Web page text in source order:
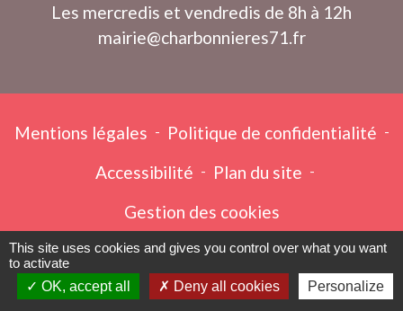
Les mercredis et vendredis de 8h à 12h
mairie@charbonnieres71.fr
Mentions légales - Politique de confidentialité -
Accessibilité - Plan du site -
Gestion des cookies
Site créé en partenariat avec Réseau des Communes
This site uses cookies and gives you control over what you want
to activate
OK, accept all
Deny all cookies Personalize